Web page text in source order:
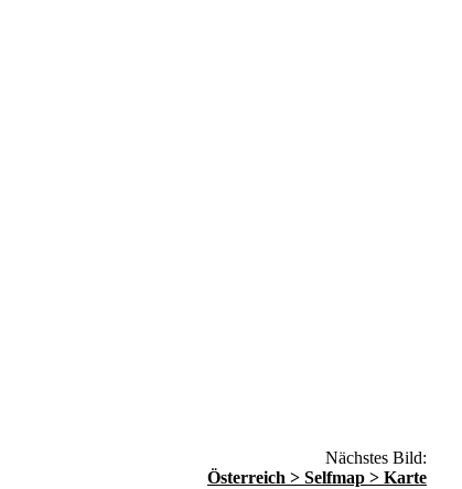
Nächstes Bild:
Österreich > Selfmap > Karte